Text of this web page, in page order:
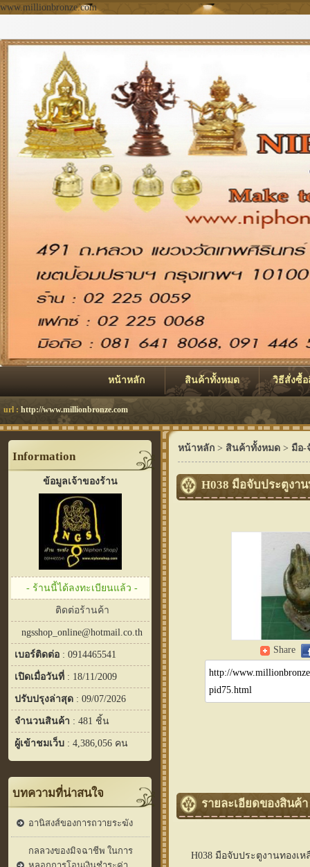
www.millionbronze.com
หน้าหลัก สินค้าทั้งหมด วิธีสั่งซื้
url : http://www.millionbronze.com
Information
ข้อมูลเจ้าของร้าน
- ร้านนี้ได้ลงทะเบียนแล้ว -
ติดต่อร้านค้า
ngsshop_online@hotmail.co.th
เบอร์ติดต่อ : 0914465541
เปิดเมื่อวันที่ : 18/11/2009
ปรับปรุงล่าสุด : 09/07/2026
จำนวนสินค้า : 481 ชิ้น
ผู้เข้าชมเว็บ : 4,386,056 คน
บทความที่น่าสนใจ
อานิสงส์ของการถวายระฆัง
กลลวงของมิจฉาชีพ ในการ
หน้าหลัก > สินค้าทั้งหมด > มือ-
H038 มือจับประตูงาน
Share
รายละเอียดของสินค้า
H038 มือจับประตูงานทองเห